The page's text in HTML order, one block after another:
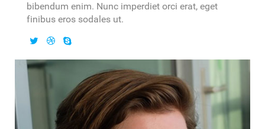
bibendum enim. Nunc imperdiet orci erat, eget
finibus eros sodales ut.